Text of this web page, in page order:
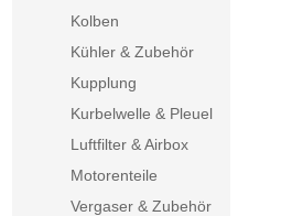
Kolben
Kühler & Zubehör
Kupplung
Kurbelwelle & Pleuel
Luftfilter & Airbox
Motorenteile
Vergaser & Zubehör